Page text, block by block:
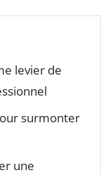
levier de
surmonter
une